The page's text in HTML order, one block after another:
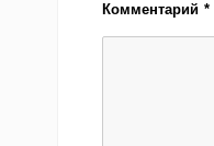
Комментарий*